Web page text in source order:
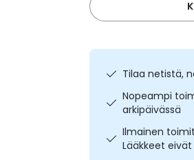
Tilaa netistä,
Nopeampi
arkipäivässä
Ilmainen
Lääkkeet